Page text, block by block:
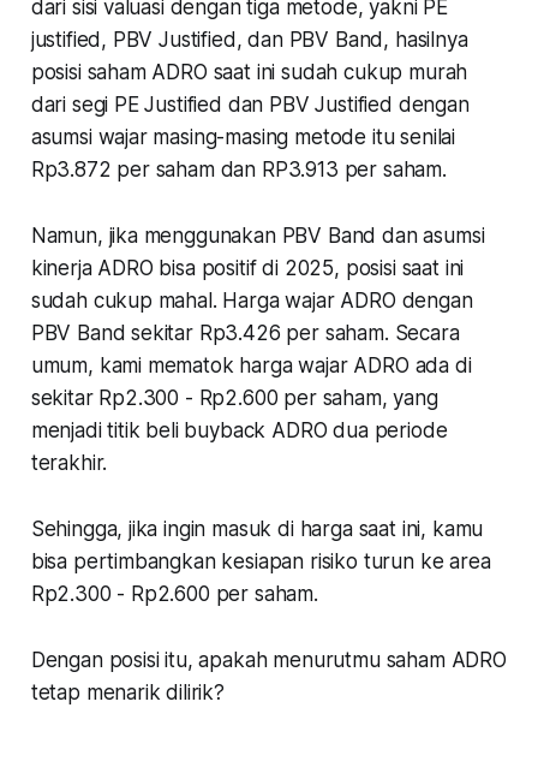
dari sisi valuasi dengan tiga metode, yakni PE
justified, PBV Justified, dan PBV Band, hasilnya
posisi saham ADRO saat ini sudah cukup murah
dari segi PE Justified dan PBV Justified dengan
asumsi wajar masing-masing metode itu senilai
Rp3.872 per saham dan RP3.913 per saham.
Namun, jika menggunakan PBV Band dan asumsi
kinerja ADRO bisa positif di 2025, posisi saat ini
sudah cukup mahal. Harga wajar ADRO dengan
PBV Band sekitar Rp3.426 per saham. Secara
umum, kami mematok harga wajar ADRO ada di
sekitar Rp2.300 - Rp2.600 per saham, yang
menjadi titik beli buyback ADRO dua periode
terakhir.
Sehingga, jika ingin masuk di harga saat ini, kamu
bisa pertimbangkan kesiapan risiko turun ke area
Rp2.300 - Rp2.600 per saham.
Dengan posisi itu, apakah menurutmu saham ADRO
tetap menarik dilirik?